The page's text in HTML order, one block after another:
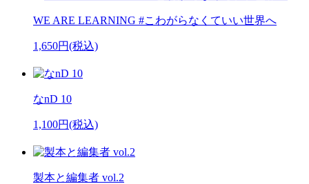
WE ARE LEARNING #こわがらなくていい世界へ
1,650円(税込)
なnD 10
1,100円(税込)
製本と編集者 vol.2